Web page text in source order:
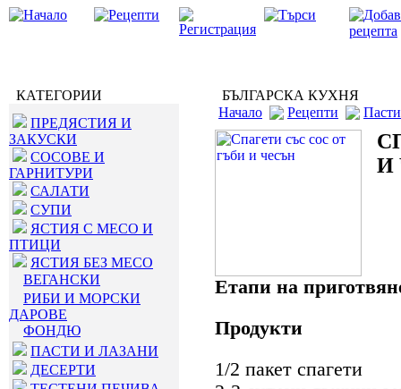
КАТЕГОРИИ
ПРЕДЯСТИЯ И
ЗАКУСКИ
СОСОВЕ И
ГАРНИТУРИ
САЛАТИ
СУПИ
ЯСТИЯ С МЕСО И
ПТИЦИ
ЯСТИЯ БЕЗ МЕСО
ВЕГАНСКИ
РИБИ И МОРСКИ
ДАРОВЕ
ФОНДЮ
ПАСТИ И ЛАЗАНИ
ДЕСЕРТИ
БЪЛГАРСКА КУХНЯ
Начало
Рецепти
И
Етапи на
Продукти
1/2 пакет спагети